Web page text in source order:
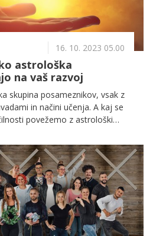
16. 10. 2023 05.00
astrološka
na vaš razvoj
skupina posameznikov, vsak z
in načini učenja. A kaj se
povežemo z astrološkimi
komuniciramo in